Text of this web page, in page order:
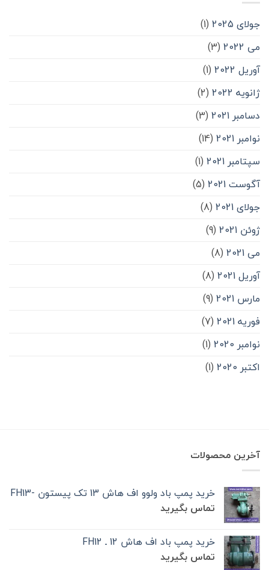
جولای 2025
(1)
می 2022
(3)
آوریل 2022
(1)
ژانویه 2022
(2)
دسامبر 2021
(3)
نوامبر 2021
(14)
سپتامبر 2021
(1)
آگوست 2021
(5)
جولای 2021
(8)
ژوئن 2021
(9)
می 2021
(8)
آوریل 2021
(8)
مارس 2021
(9)
فوریه 2021
(7)
نوامبر 2020
(1)
اکتبر 2020
(1)
آخرین محصولات
خرید پمپ باد ولوو اف هاش 13 تک‌ پیستون -FH13
تماس بگیرید
خرید پمپ باد اف هاش 12 ـ FH12
تماس بگیرید